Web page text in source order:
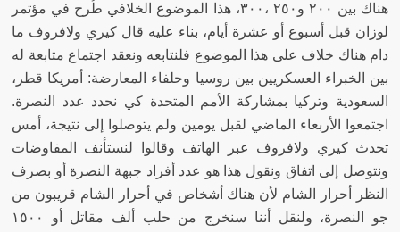
هناك بين ٢٠٠ و٢٥٠ ،٣٠٠، هذا الموضوع الخلافي طُرح في مؤتمر
لوزان قبل أسبوع أو عشرة أيام، بناء عليه قال كيري ولافروف ما
دام هناك خلاف على هذا الموضوع فلنتابعه ونعقد اجتماع متابعة له
بين الخبراء العسكريين بين روسيا وحلفاء المعارضة:
أمريكا قطر،
السعودية وتركيا بمشاركة الأمم المتحدة كي نحدد عدد النصرة.
اجتمعوا الأربعاء الماضي لقبل يومين ولم يتوصلوا إلى نتيجة، أمس
تحدث كيري ولافروف عبر الهاتف وقالوا لنستأنف المفاوضات
ونتوصل إلى اتفاق ونقول هذا هو عدد أفراد جبهة النصرة أو بصرف
النظر أحرار الشام لأن هناك أشخاص في أحرار الشام قريبون من
جو النصرة، ولنقل أننا سنخرج من حلب ألف مقاتل أو ١٥٠٠